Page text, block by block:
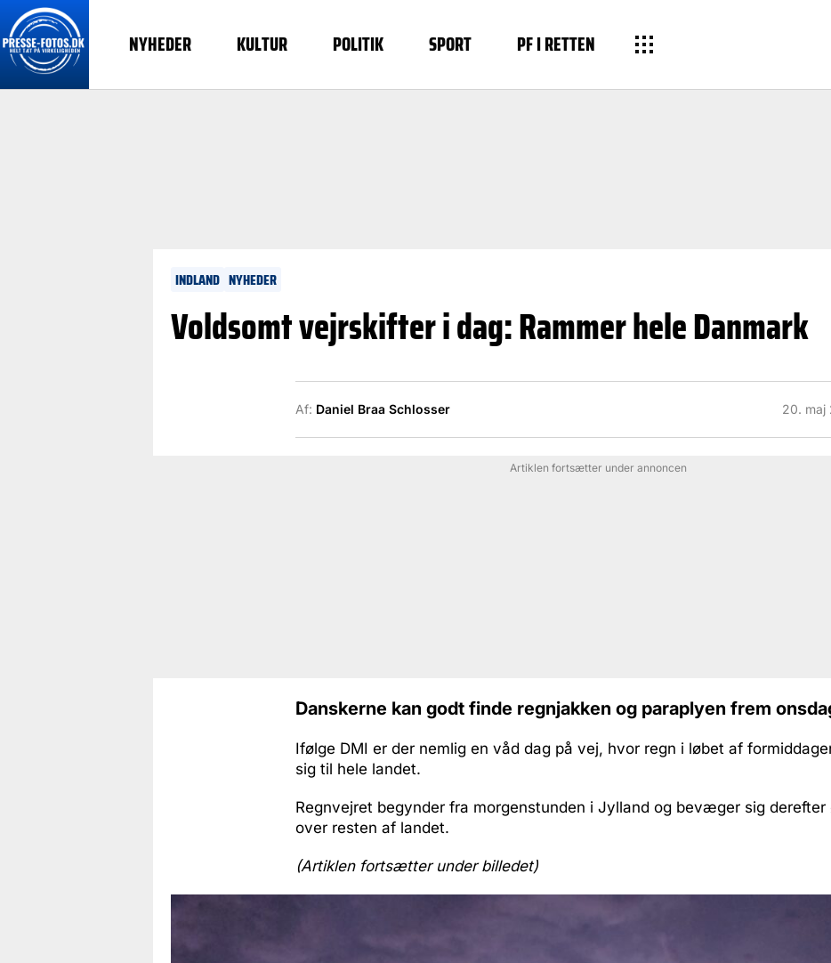
NYHEDER KULTUR POLITIK SPORT PF I RETTEN
INDLAND NYHEDER
Voldsomt vejrskifter i dag: Rammer hele Danmark
Af: Daniel Braa Schlosser 20. maj
Artiklen fortsætter under annoncen
Danskerne kan godt finde regnjakken og paraplyen frem
Ifølge DMI er der nemlig en våd dag på vej, hvor regn i løbet af
sig til hele landet.
Regnvejret begynder fra morgenstunden i Jylland og bevæger sig derefter
over resten af landet.
(Artiklen fortsætter under billedet)